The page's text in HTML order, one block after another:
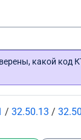
какой код
/ 32.50.13 /